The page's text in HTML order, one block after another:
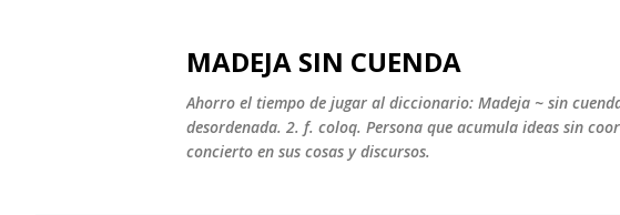
MADEJA SIN CUENDA
Ahorro el tiempo de jugar al diccionario: Madeja ~ sin
desordenada. 2. f. coloq. Persona que acumula ideas sin
concierto en sus cosas y discursos.